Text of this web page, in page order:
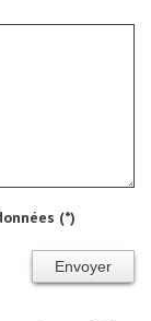
(*)
Envoyer